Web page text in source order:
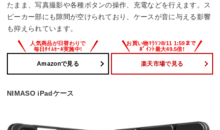
たまま、写真撮影や各種ボタンの操作、充電などを行えます。ス
ピーカー部にも隙間が空けられており、ケースが音に与える影響
も抑えられています。
Amazonで見る 楽天市場で見る
NIMASO iPadケース